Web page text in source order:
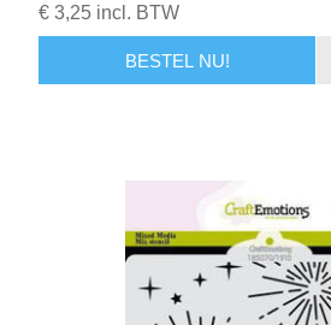
€ 3,25 incl. BTW
BESTEL NU!